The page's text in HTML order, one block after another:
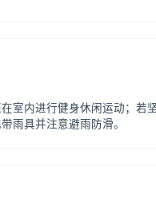
室内进行健身休闲运动；若
雨具并注意避雨防滑。